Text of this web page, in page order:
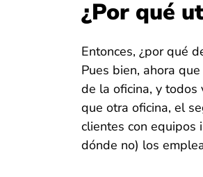
¿Por qué
Entonces, ¿por qué
Pues bien, ahora
de la oficina, y todos
que otra oficina, el
clientes con equipos
dónde no) los